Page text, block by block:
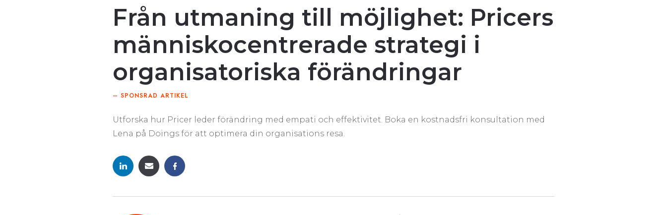
Från utmaning till möjlighet: Pricers
människocentrerade strategi i
organisatoriska förändringar
– SPONSRAD ARTIKEL
Utforska hur Pricer leder förändring med empati och effektivitet. Boka en kostnadsfri konsultation med
Lena på Doings för att optimera din organisations resa.